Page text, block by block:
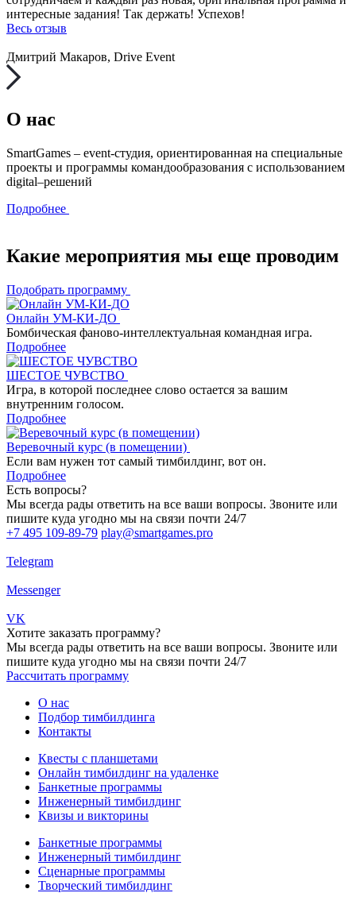
интересные задания! Так держать! Успехов!
Весь отзыв
Дмитрий Макаров, Drive Event
О нас
SmartGames – event-студия, ориентированная на специальные
проекты и программы командообразования с использованием
digital–решений
Подробнее
Какие мероприятия мы еще проводим
Подобрать программу
Онлайн УМ-КИ-ДО
Бомбическая фаново-интеллектуальная командная игра.
Подробнее
ШЕСТОЕ ЧУВСТВО
Игра, в которой последнее слово остается за вашим
внутренним голосом.
Подробнее
Веревочный курс (в помещении)
Если вам нужен тот самый тимбилдинг, вот он.
Подробнее
Есть вопросы?
Мы всегда рады ответить на все ваши вопросы. Звоните или
пишите куда угодно мы на связи почти 24/7
+7 495 109-89-79 play@smartgames.pro
Telegram
Messenger
VK
Хотите заказать программу?
Мы всегда рады ответить на все ваши вопросы. Звоните или
пишите куда угодно мы на связи почти 24/7
Рассчитать программу
О нас
Подбор тимбилдинга
Контакты
Квесты с планшетами
Онлайн тимбилдинг на удаленке
Банкетные программы
Инженерный тимбилдинг
Квизы и викторины
Банкетные программы
Инженерный тимбилдинг
Сценарные программы
Творческий тимбилдинг